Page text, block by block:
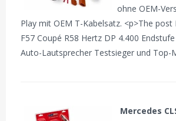
ohne OEM-
Play mit OEM T-Kabelsatz. <p>The post
F57 Coupé R58 Hertz DP 4.400
Auto-Lautsprecher Testsieger und Top-
Mercedes